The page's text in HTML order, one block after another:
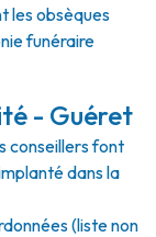
les obsèques
funéraire
- Guéret
conseillers font
dans la
(liste non